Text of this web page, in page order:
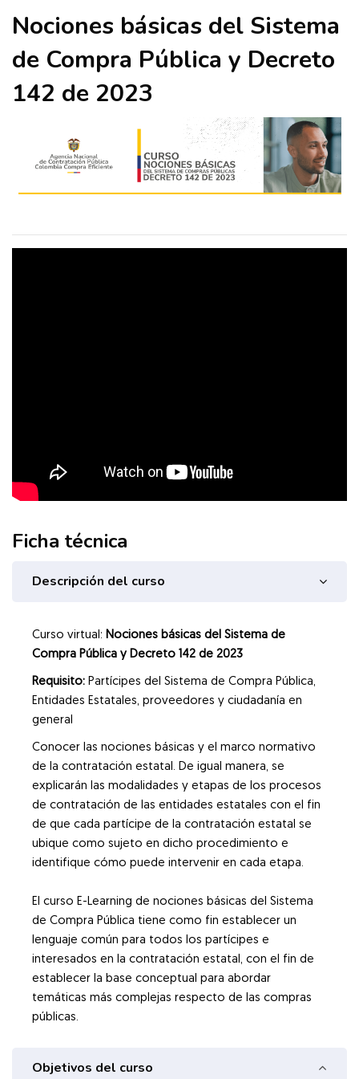
Nociones básicas del Sistema
de Compra Pública y Decreto
142 de 2023
Ficha técnica
Descripción del curso
Curso virtual: Nociones básicas del Sistema de
Compra Pública y Decreto 142 de 2023
Requisito: Partícipes del Sistema de Compra Pública,
Entidades Estatales, proveedores y ciudadanía en
general
Conocer las nociones básicas y el marco normativo
de la contratación estatal. De igual manera, se
explicarán las modalidades y etapas de los procesos
de contratación de las entidades estatales con el fin
de que cada partícipe de la contratación estatal se
ubique como sujeto en dicho procedimiento e
identifique cómo puede intervenir en cada etapa.
El curso E-Learning de nociones básicas del Sistema
de Compra Pública tiene como fin establecer un
lenguaje común para todos los partícipes e
interesados en la contratación estatal, con el fin de
establecer la base conceptual para abordar
temáticas más complejas respecto de las compras
Objetivos del curso